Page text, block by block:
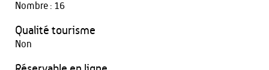
Nombre : 16
Qualité tourisme
Non